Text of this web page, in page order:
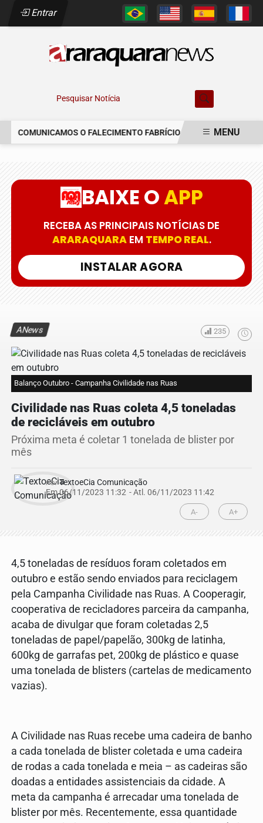
Entrar
Pesquisar Notícia
COMUNICAMOS O FALECIMENTO FABRÍCIO AUGUSTO FERREIRA
MENU
BAIXE OAPP
RECEBA AS PRINCIPAIS NOTÍCIAS DE
ARARAQUARAEM TEMPO REAL.
INSTALAR AGORA
ANews 235
Balanço Outubro - Campanha Civilidade nas Ruas
Civilidade nas Ruas coleta 4,5 toneladas
de recicláveis em outubro
Próxima meta é coletar 1 tonelada de blister por
mês
PorTextoeCia Comunicação
Em 06/11/2023 11:32 - Atl. 06/11/2023 11:42
A- A+
4,5 toneladas de resíduos foram coletados em
outubro e estão sendo enviados para reciclagem
pela Campanha Civilidade nas Ruas. A Cooperagir,
cooperativa de recicladores parceira da campanha,
acaba de divulgar que foram coletadas 2,5
toneladas de papel/papelão, 300kg de latinha,
600kg de garrafas pet, 200kg de plástico e quase
uma tonelada de blisters (cartelas de medicamento
vazias).
A Civilidade nas Ruas recebe uma cadeira de banho
a cada tonelada de blister coletada e uma cadeira
de rodas a cada tonelada e meia – as cadeiras são
doadas a entidades assistenciais da cidade. A
meta da campanha é arrecadar uma tonelada de
blister por mês. Recentemente, essa quantidade